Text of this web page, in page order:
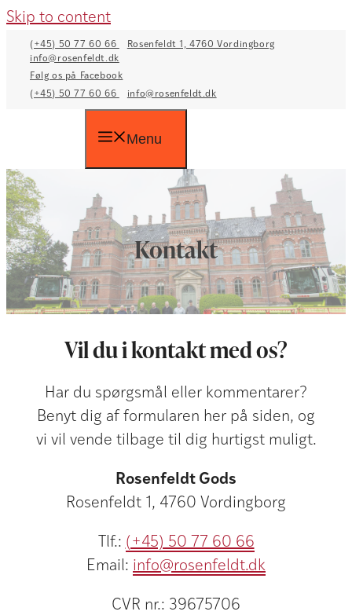
Skip to content
(+45) 50 77 60 66
Rosenfeldt 1, 4760 Vordingborg
info@rosenfeldt.dk
Følg os på Facebook
(+45) 50 77 60 66
info@rosenfeldt.dk
Menu
Kontakt
Vil du i kontakt med os?
Har du spørgsmål eller kommentarer?
Benyt dig af formularen her på siden, og
vi vil vende tilbage til dig hurtigst muligt.
Rosenfeldt Gods
Rosenfeldt 1, 4760 Vordingborg
Tlf.: (+45) 50 77 60 66
Email: info@rosenfeldt.dk
CVR nr.: 39675706